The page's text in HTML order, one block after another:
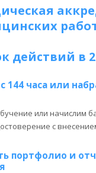
действий в
144 часа или
или начислим
с
портфолио и